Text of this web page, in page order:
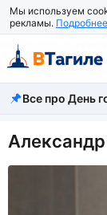
Мы используем
рекламы. Подробнее
Все новости
Происшествия
Город
Все про День